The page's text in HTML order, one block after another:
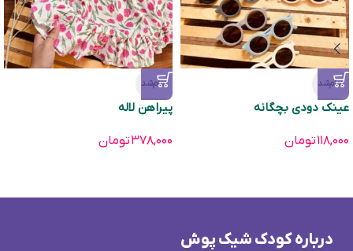
تمام‌شد
عینک دودی بچگانه
۱۱۸,۰۰۰تومان
تمام‌شد
پیراهن لاله
۳۷۸,۰۰۰تومان
درباره کودک شیک پوش